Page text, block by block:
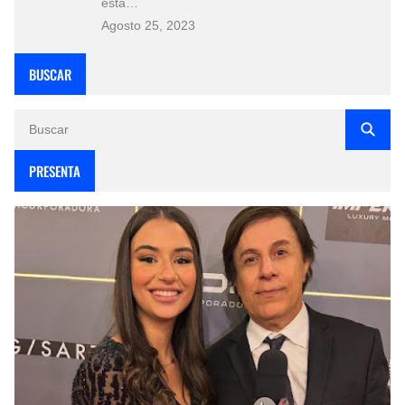
Agosto 25, 2023
BUSCAR
PRESENTA